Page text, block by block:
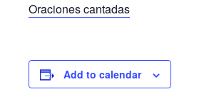
Oraciones cantadas
Add to calendar